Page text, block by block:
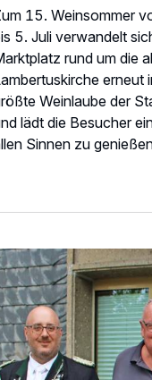
15. Weinsommer
5. Juli verwandelt
rund um die
erneut
Weinlaube der
lädt die Besucher
Sinnen zu
große Schützen-